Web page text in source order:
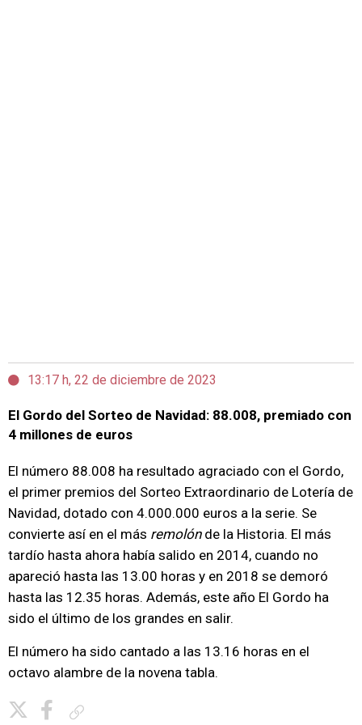
13:17 h, 22 de diciembre de 2023
El Gordo del Sorteo de Navidad: 88.008, premiado con
4 millones de euros
El número 88.008 ha resultado agraciado con el Gordo,
el primer premios del Sorteo Extraordinario de Lotería de
Navidad, dotado con 4.000.000 euros a la serie. Se
convierte así en el más remolónde la Historia. El más
tardío hasta ahora había salido en 2014, cuando no
apareció hasta las 13.00 horas y en 2018 se demoró
hasta las 12.35 horas. Además, este año El Gordo ha
sido el último de los grandes en salir.
El número ha sido cantado a las 13.16 horas en el
octavo alambre de la novena tabla.